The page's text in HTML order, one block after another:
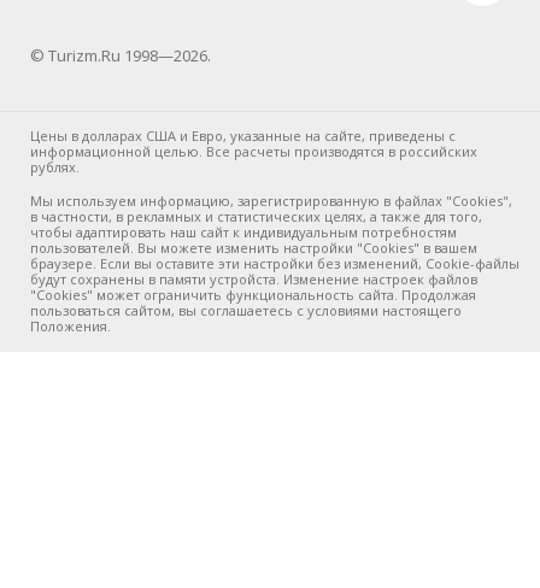
© Turizm.Ru 1998—2026.
Цены в долларах США и Евро, указанные на сайте, приведены с
информационной целью. Все расчеты производятся в российских
рублях.
Мы используем информацию, зарегистрированную в файлах "Cookies",
в частности, в рекламных и статистических целях, а также для того,
чтобы адаптировать наш сайт к индивидуальным потребностям
пользователей. Вы можете изменить настройки "Cookies" в вашем
браузере. Если вы оставите эти настройки без изменений, Cookie-файлы
будут сохранены в памяти устройста. Изменение настроек файлов
"Cookies" может ограничить функциональность сайта. Продолжая
пользоваться сайтом, вы соглашаетесь с условиями настоящего
Положения.